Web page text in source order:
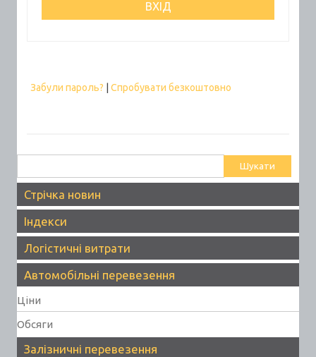
Забули пароль? Спробувати безкоштовно
Стрічка новин
Індекси
Логістичні витрати
Автомобільні перевезення
Ціни
Обсяги
Залізничні перевезення